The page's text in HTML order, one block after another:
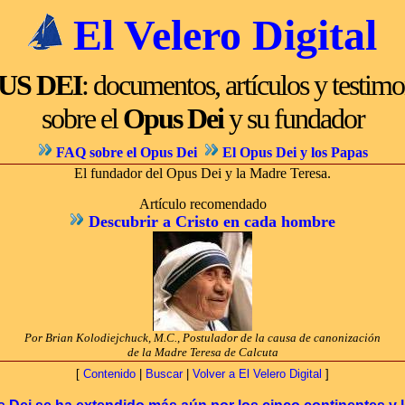
El Velero Digital
DEI: documentos, artículos y
sobre el Opus Deiy su fundador
FAQ sobre el Opus Dei
El Opus Dei y los Papas
El fundador del Opus Dei y la Madre Teresa.
Artículo recomendado
Descubrir a Cristo en cada hombre
Por Brian Kolodiejchuck, M.C., Postulador de la causa de canonización
de la Madre Teresa de Calcuta
[ Contenido Buscar| Volver a El Velero Digital ]